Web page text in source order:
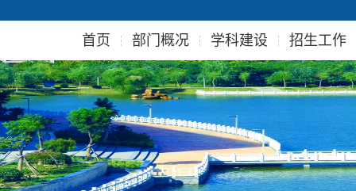
首页 部门概况 学科建设 招生工作